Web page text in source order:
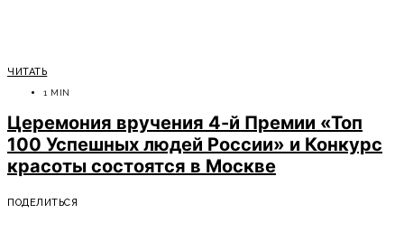
ЧИТАТЬ
1 MIN
Церемония вручения 4-й Премии «Топ
100 Успешных людей России» и Конкурс
красоты состоятся в Москве
ПОДЕЛИТЬСЯ